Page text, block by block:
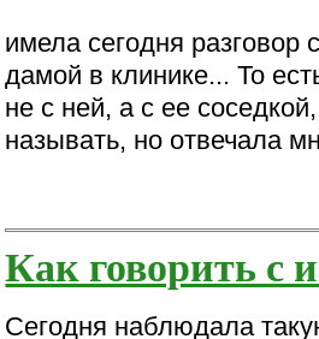
имела сегодня разговор
дамой в клинике... То
не с ней, а с ее
называть, но отвечала
Как говорить с
Сегодня наблюдала